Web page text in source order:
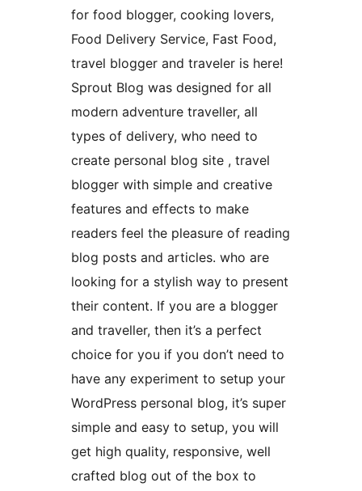
for food blogger, cooking lovers,
Food Delivery Service, Fast Food,
travel blogger and traveler is here!
Sprout Blog was designed for all
modern adventure traveller, all
types of delivery, who need to
create personal blog site , travel
blogger with simple and creative
features and effects to make
readers feel the pleasure of reading
blog posts and articles. who are
looking for a stylish way to present
their content. If you are a blogger
and traveller, then it’s a perfect
choice for you if you don’t need to
have any experiment to setup your
WordPress personal blog, it’s super
simple and easy to setup, you will
get high quality, responsive, well
crafted blog out of the box to